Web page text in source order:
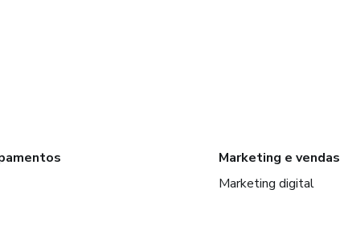
Marketing e vendas
Marketing digital